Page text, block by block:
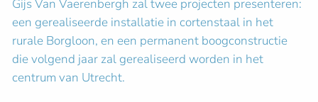
Gijs Van Vaerenbergh zal twee projecten presenteren:
een gerealiseerde installatie in cortenstaal in het
rurale Borgloon, en een permanent boogconstructie
die volgend jaar zal gerealiseerd worden in het
centrum van Utrecht.